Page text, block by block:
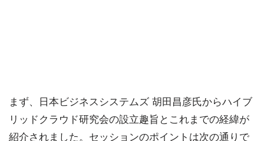
まず、日本ビジネスシステムズ 胡田昌彦氏からハイブ
リッドクラウド研究会の設立趣旨とこれまでの経緯が
紹介されました。セッションのポイントは次の通りで